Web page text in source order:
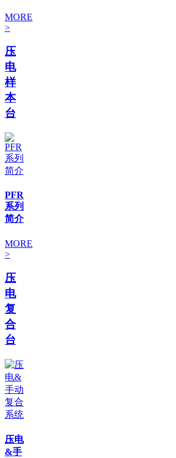
MORE
>
压
电
样
本
台
PFR
系列
简介
MORE
>
压
电
复
合
台
压电
&手